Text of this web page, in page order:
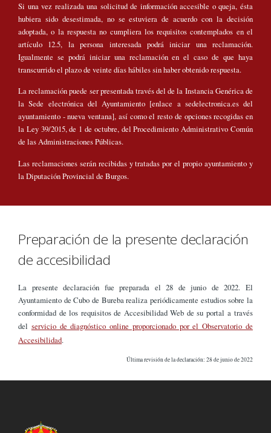
Si una vez realizada una solicitud de información accesible o queja, ésta
hubiera sido desestimada, no se estuviera de acuerdo con la decisión
adoptada, o la respuesta no cumpliera los requisitos contemplados en el
artículo 12.5, la persona interesada podrá iniciar una reclamación.
Igualmente se podrá iniciar una reclamación en el caso de que haya
transcurrido el plazo de veinte días hábiles sin haber obtenido respuesta.
La reclamación puede ser presentada través del de la Instancia Genérica de
la Sede electrónica del Ayuntamiento [enlace a sedelectronica.es del
ayuntamiento - nueva ventana], así como el resto de opciones recogidas en
la Ley 39/2015, de 1 de octubre, del Procedimiento Administrativo Común
de las Administraciones Públicas.
Las reclamaciones serán recibidas y tratadas por el propio ayuntamiento y
la Diputación Provincial de Burgos.
Preparación de la presente declaración
de accesibilidad
La presente declaración fue preparada el 28 de junio de 2022. El
Ayuntamiento de Cubo de Bureba realiza periódicamente estudios sobre la
conformidad de los requisitos de Accesibilidad Web de su portal a través
del servicio de diagnóstico online proporcionado por el Observatorio de
Accesibilidad.
Última revisión de la declaración: 28 de junio de 2022